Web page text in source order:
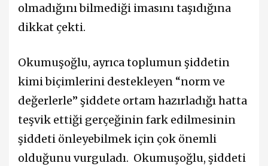
olmadığını bilmediği imasını taşıdığına
dikkat çekti.
Okumuşoğlu, ayrıca toplumun şiddetin
kimi biçimlerini destekleyen “norm ve
değerlerle” şiddete ortam hazırladığı hatta
teşvik ettiği gerçeğinin fark edilmesinin
şiddeti önleyebilmek için çok önemli
olduğunu vurguladı. Okumuşoğlu, şiddeti